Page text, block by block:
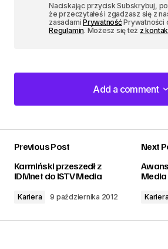
Naciskając przycisk Subskrybuj,
że przeczytałeś i zgadzasz się z
zasadamiPrywatnośćPrywatności
Regulamin. Możesz się też z
Add a comment
Add a comment
Previous Post
Karmiński przeszedł z
IDMnet do ISTV Media
Kariera 9 października 2012
Next
Media
Kariera